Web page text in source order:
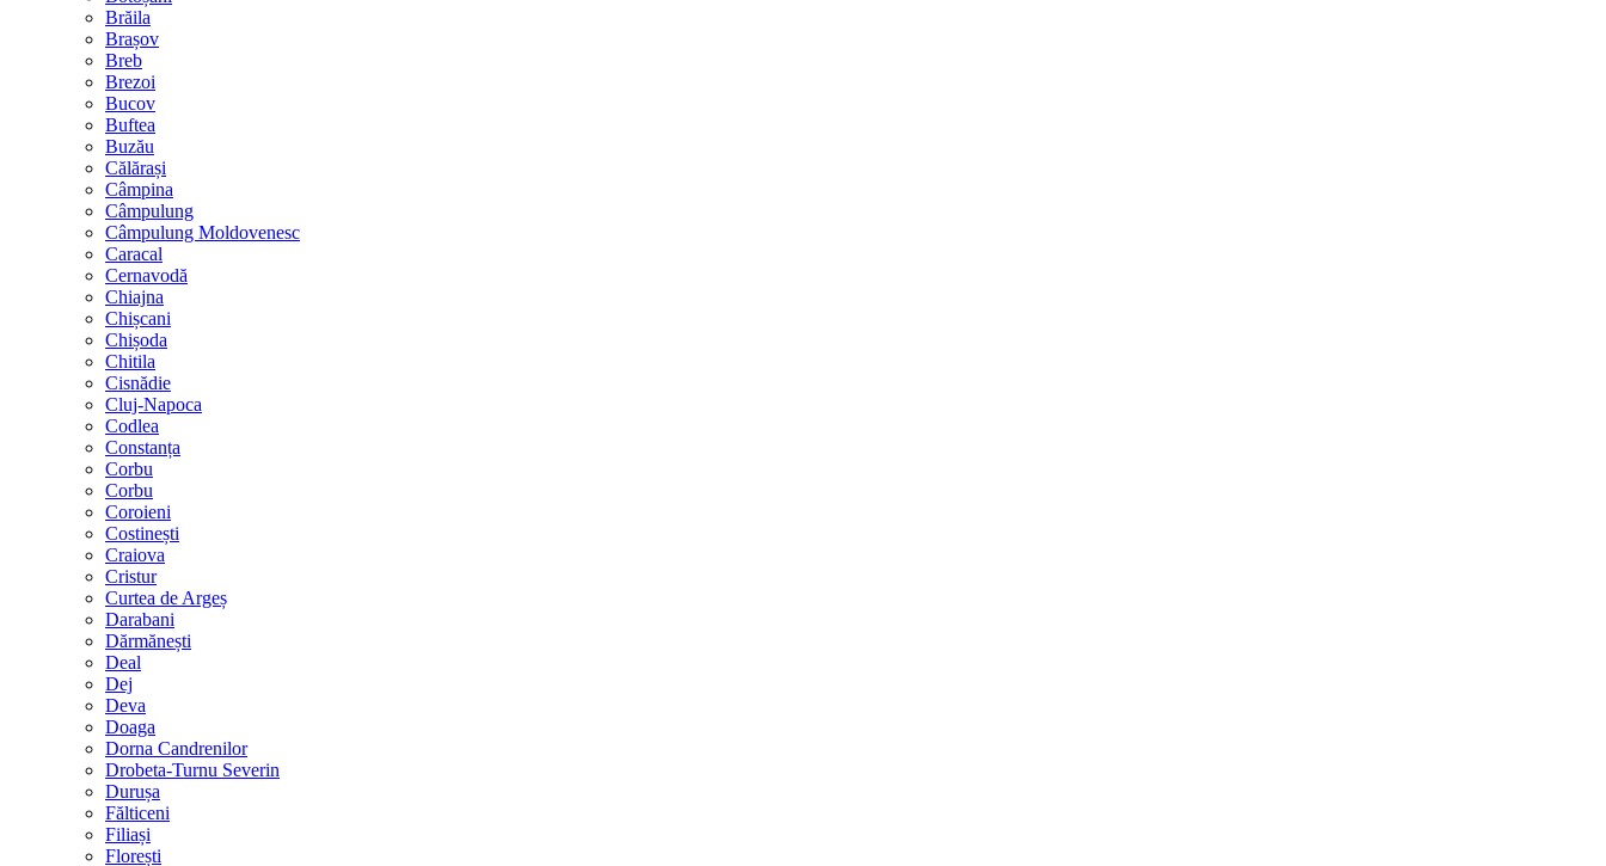
Brăila
Brașov
Breb
Brezoi
Bucov
Buftea
Buzău
Călărași
Câmpina
Câmpulung
Câmpulung Moldovenesc
Caracal
Cernavodă
Chiajna
Chișcani
Chișoda
Chitila
Cisnădie
Cluj-Napoca
Codlea
Constanța
Corbu
Corbu
Coroieni
Costinești
Craiova
Cristur
Curtea de Argeș
Darabani
Dărmănești
Deal
Dej
Deva
Doaga
Dorna Candrenilor
Drobeta-Turnu Severin
Durușa
Fălticeni
Filiași
Florești